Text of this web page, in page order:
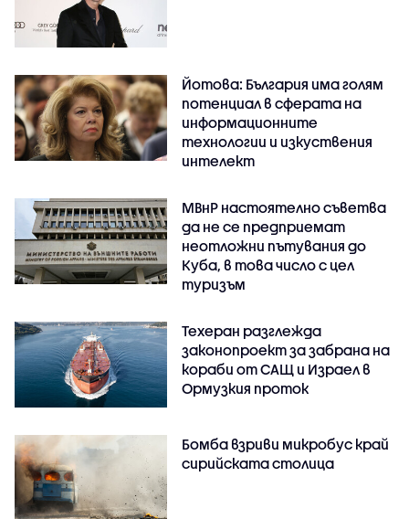
Йотова: България има голям
потенциал в сферата на
информационните
технологии и изкуствения
интелект
МВнР настоятелно съветва
да не се предприемат
неотложни пътувания до
Куба, в това число с цел
туризъм
Техеран разглежда
законопроект за забрана на
кораби от САЩ и Израел в
Ормузкия проток
Бомба взриви микробус край
сирийската столица